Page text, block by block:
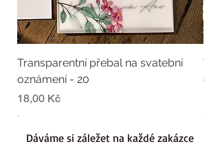
Transparentní přebal na svatební
oznámení - 20
Cena
18,00 Kč
.
Dáváme si záležet na každé zakázce